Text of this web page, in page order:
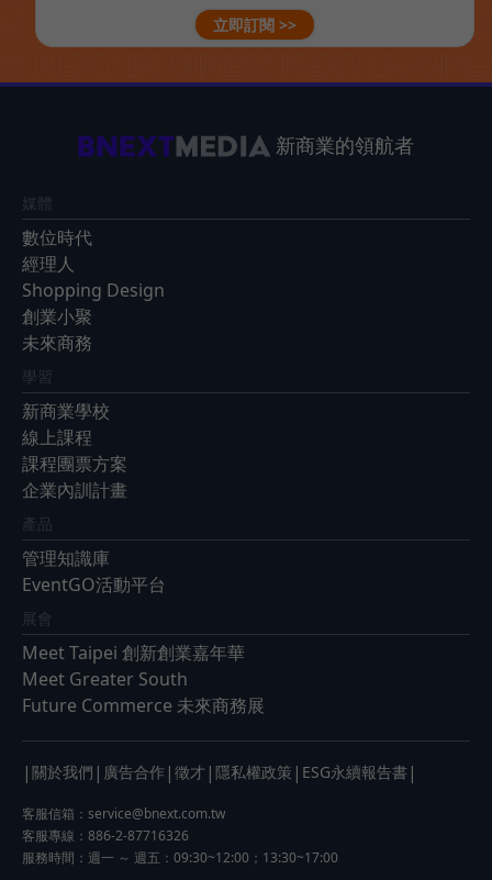
立即訂閱 >>
新商業的領航者
媒體
數位時代
經理人
Shopping Design
創業小聚
未來商務
學習
新商業學校
線上課程
課程團票方案
企業內訓計畫
產品
管理知識庫
EventGO活動平台
展會
Meet Taipei 創新創業嘉年華
Meet Greater South
Future Commerce 未來商務展
| 關於我們 | 廣告合作 | 徵才 | 隱私權政策 | ESG永續報告書 |
客服信箱： service@bnext.com.tw
客服專線：886-2-87716326
服務時間：週一 ～ 週五：09:30~12:00；13:30~17:00